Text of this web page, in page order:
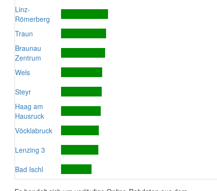
Linz-
Römerberg
Traun
Braunau
Zentrum
Wels
Steyr
Haag am
Hausruck
Vöcklabruck
Lenzing 3
Bad Ischl